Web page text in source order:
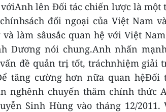
lên Đối tác chiến lược là một
đối ngoại của Việt Nam
làm sâusắc quan hệ với Việt
Dương nói chung.Anh nhấn
đề quản trị tốt, tráchnhiệm giải
tăng cường hơn nữa quan hệĐối
nghênh chuyến thăm chính thức
Sinh Hùng vào tháng 12/